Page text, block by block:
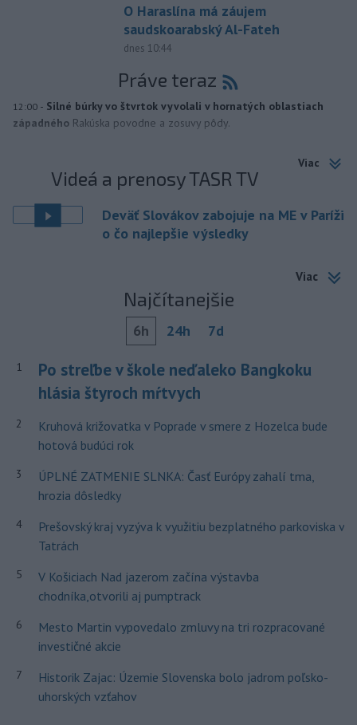
O Haraslína má záujem
saudskoarabský Al-Fateh
dnes 10:44
Práve teraz
12:00 - Silné búrky vo štvrtok vyvolali v hornatých oblastiach
západného Rakúska povodne a zosuvy pôdy.
Viac
Videá a prenosy TASR TV
Deväť Slovákov zabojuje na ME v Paríži
o čo najlepšie výsledky
Viac
Najčítanejšie
6h 24h 7d
1
Po streľbe v škole neďaleko Bangkoku
hlásia štyroch mŕtvych
2
Kruhová križovatka v Poprade v smere z Hozelca bude
hotová budúci rok
3
ÚPLNÉ ZATMENIE SLNKA: Časť Európy zahalí tma,
hrozia dôsledky
4
Prešovský kraj vyzýva k využitiu bezplatného parkoviska v
Tatrách
5
V Košiciach Nad jazerom začína výstavba
chodníka,otvorili aj pumptrack
6
Mesto Martin vypovedalo zmluvy na tri rozpracované
investičné akcie
7
Historik Zajac: Územie Slovenska bolo jadrom poľsko-
uhorských vzťahov